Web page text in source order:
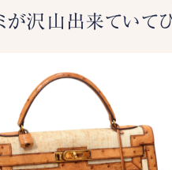
が沢山出来ていてび